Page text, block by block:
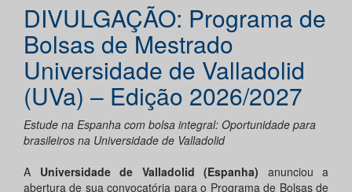
DIVULGAÇÃO: Programa de
Bolsas de Mestrado
Universidade de Valladolid
(UVa) – Edição 2026/2027
Estude na Espanha com bolsa integral: Oportunidade para
brasileiros na Universidade de Valladolid
A Universidade de Valladolid (Espanha) anunciou a
abertura de sua convocatória para o Programa de Bolsas de